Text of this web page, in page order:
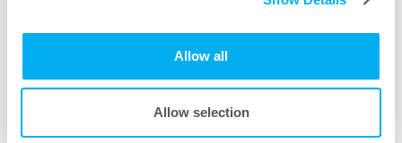
Allow all
Allow selection